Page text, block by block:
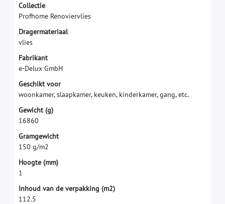
Collectie
Profhome Renoviervlies
Dragermateriaal
vlies
Fabrikant
e-Delux GmbH
Geschikt voor
woonkamer, slaapkamer, keuken, kinderkamer, gang, etc.
Gewicht (g)
16860
Gramgewicht
150 g/m2
Hoogte (mm)
1
Inhoud van de verpakking (m2)
112.5